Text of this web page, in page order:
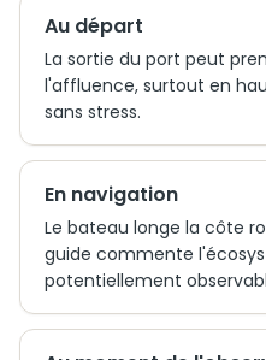
Au départ
La sortie du port peut
l'affluence, surtout en
sans stress.
En navigation
Le bateau longe la côte
guide commente
potentiellement